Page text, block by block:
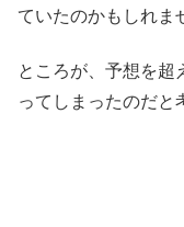
ていたのかもしれま
ところが、予想を超
ってしまったのだと